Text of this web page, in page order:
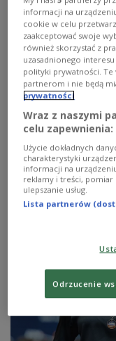
армії та
порівняння у
підтримували
АУДІО 1
 15'36
Розмова з Анною
тенденції які
опитування «Бізнес
informacji na
cookie w celu
zaakceptować swoje
również skorzystać z
uzasadnionego
polityki prywatności. Te
partnerom i nie będą
prywatności
Wraz z naszymi
celu zapewnienia:
Użycie dokładnych
charakterystyki
informacji na
reklamy i treści,
ulepszanie usług.
Lista partnerów
Odrzucenie